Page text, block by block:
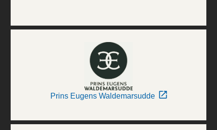
Prins Eugens Waldemarsudde